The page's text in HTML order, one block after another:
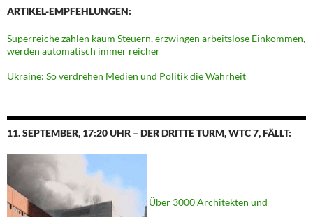
ARTIKEL-EMPFEHLUNGEN:
Superreiche zahlen kaum Steuern, erzwingen arbeitslose Einkommen,
werden automatisch immer reicher
Ukraine: So verdrehen Medien und Politik die Wahrheit
11. SEPTEMBER, 17:20 UHR – DER DRITTE TURM, WTC 7, FÄLLT:
Über 3000 Architekten und